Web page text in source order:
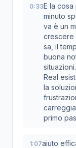
0:33E la
minuto
va è un
crescere
sa, il
buona
Real
la
primo
1:07aiuto